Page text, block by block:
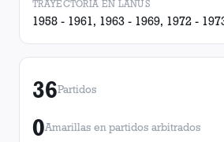
TRAYECTORIA EN LANÚS
1958 - 1961, 1963 - 1969, 1972 -
36Partidos
0Amarillas en partidos arbitrados